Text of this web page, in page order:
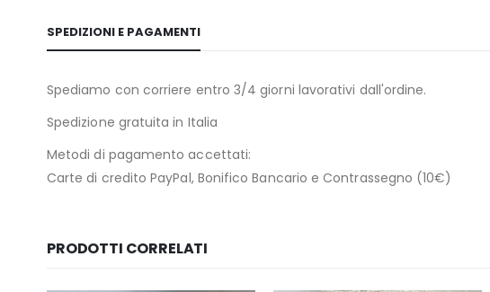
SPEDIZIONI E PAGAMENTI
Spediamo con corriere entro 3/4 giorni lavorativi dall'ordine.
Spedizione gratuita in Italia
Metodi di pagamento accettati:
Carte di credito PayPal, Bonifico Bancario e Contrassegno (10€)
PRODOTTI CORRELATI